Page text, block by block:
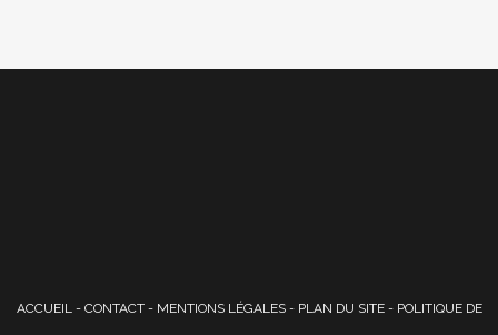
ACCUEIL- CONTACT- MENTIONS LÉGALES- PLAN DU SITE- POLITIQUE DE